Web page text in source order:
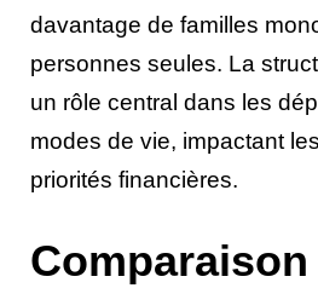
davantage de familles
personnes seules. La
un rôle central dans les
modes de vie, impactant
priorités financières.
Comparaison